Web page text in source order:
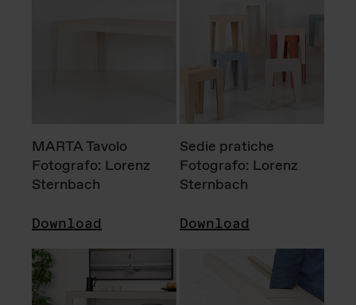
MARTA Tavolo
Fotografo: Lorenz
Sternbach
Download
Sedie pratiche
Fotografo: Lorenz
Sternbach
Download